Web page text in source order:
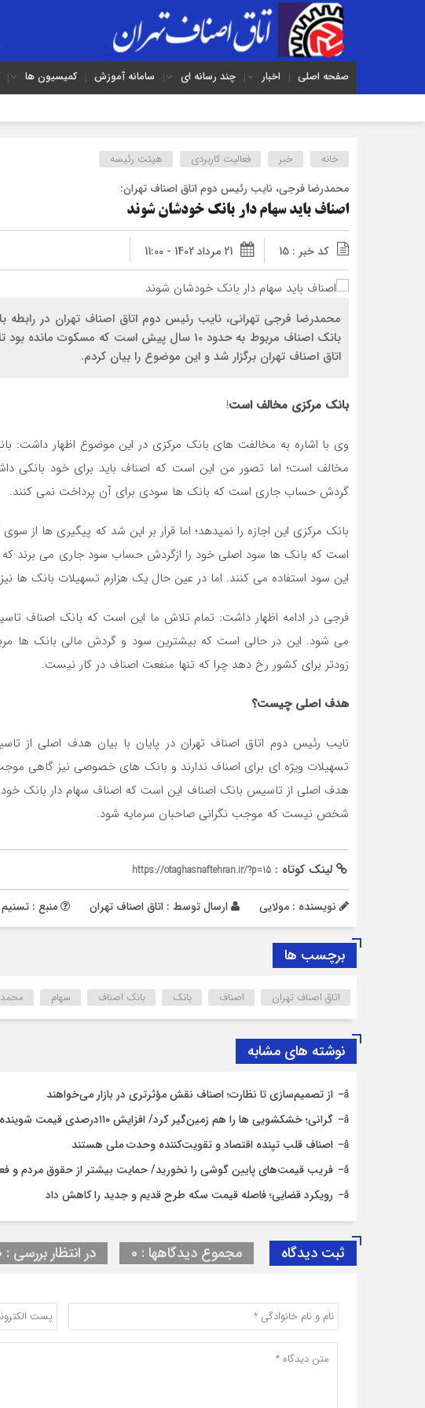
صفحه اصلی اخبار چند رسانه ای سامانه آموزش کمیسیون ها
خانه خبر فعالیت کاربردی هیئت رئیسه
محمدرضا فرجي، نايب رئيس دوم اتاق اصناف تهران:
اصناف بايد سهام دار بانک خودشان شوند
کد خبر : 15 21 مرداد 1402 - 11:00
محمدرضا فرجي تهراني، نايب رئيس دوم اتاق اصناف تهران در
بانک اصناف مربوط به حدود 10 سال پيش است که
اتاق اصناف تهران برگزار شد و اين موضوع را بيان کردم.
بانک مرکزي مخالف است!
وي با اشاره به مخالفت هاي بانک مرکزي در اين موضوع اظهار
مخالف است؛ اما تصور من اين است که اصناف بايد براي خود بانکي
گردش حساب جاري است که بانک ها سودي براي آن پرداخت نمي کنند.
بانک مرکزي اين اجازه را نميدهد؛ اما قرار بر اين شد که پيگيري ها از
است که بانک ها سود اصلي خود را ازگردش حساب سود جاري مي برند که
اين سود استفاده مي کنند. اما در عين حال يک هزارم تسهيلات بانک ها
فرجي در ادامه اظهار داشت: تمام تلاش ما اين است که بانک اصناف
مي شود. اين در حالي است که بيشترين سود و گردش مالي بانک ها
زودتر براي کشور رخ دهد چرا که تنها منفعت اصناف در کار نيست.
هدف اصلي چيست؟
نايب رئيس دوم اتاق اصناف تهران در پايان با بيان هدف اصلي از
تسهيلات ويژه اي براي اصناف ندارند و بانک هاي خصوصي نيز گاهي
هدف اصلي از تاسيس بانک اصناف اين است که اصناف سهام دار بانک خود
شخص نيست که موجب نگراني صاحبان سرمايه شود.
لینک کوتاه : https://otaghasnaftehran.ir/?p=15
نویسنده : مولایی ارسال توسط : اتاق اصناف تهران منبع : تسنیم
برچسب ها
اتاق اصناف تهران اصناف بانک بانک اصناف سهام
نوشته های مشابه
از تصمیم‌سازی تا نظارت؛ اصناف نقش مؤثرتری در بازار می‌خواهند
گرانی؛ خشکشویی‌ ها را هم زمین‌گیر کرد/ افزایش ۱۱۰درصدی قیمت شوینده کاهش۴۰درصدی تقاضا
اصناف قلب تپنده اقتصاد و تقویت‌کننده وحدت ملی هستند
فریب قیمت‌های پایین گوشی را نخورید/ حمایت بیشتر از حقوق مردم و
رویکرد قضایی؛ فاصله قیمت سکه طرح قدیم و جدید را کاهش داد
ثبت دیدگاه مجموع دیدگاهها : 0 در انتظار بررسی : 0